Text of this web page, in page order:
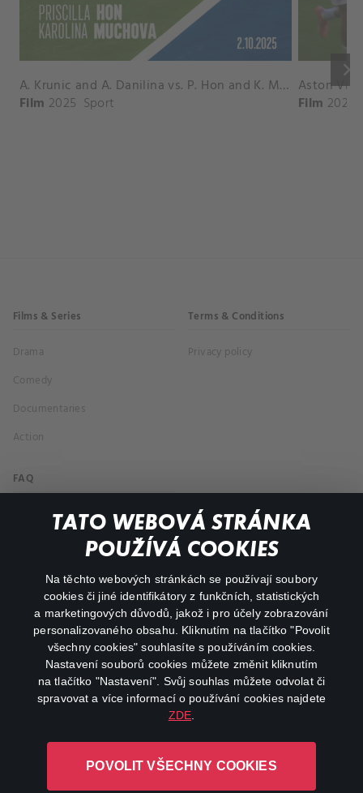
TATO WEBOVÁ STRÁNKA
POUŽÍVÁ COOKIES
Na těchto webových stránkách se používají soubory
cookies či jiné identifikátory z funkčních, statistických
a marketingových důvodů, jakož i pro účely zobrazování
personalizovaného obsahu. Kliknutím na tlačítko "Povolit
všechny cookies" souhlasíte s používáním cookies.
Nastavení souborů cookies můžete změnit kliknutím
na tlačítko "Nastavení". Svůj souhlas můžete odvolat či
spravovat a více informací o používání cookies najdete
ZDE
POVOLIT VŠECHNY COOKIES
keyboard_arrow_right
A. Krunic and A. Danilina vs. P. Hon and K. Muchova Match Highlights - BEIJING_Capital Group Diamond ( October 02, 2025)
Film 2025 Sport Film 2026
Films & Series
Drama
Comedy
Documentaries
Action
Terms & Conditions
Privacy policy
FAQ
My profile
facebookinstagram
youtube
L-1246 Luxembourg R.C.S.